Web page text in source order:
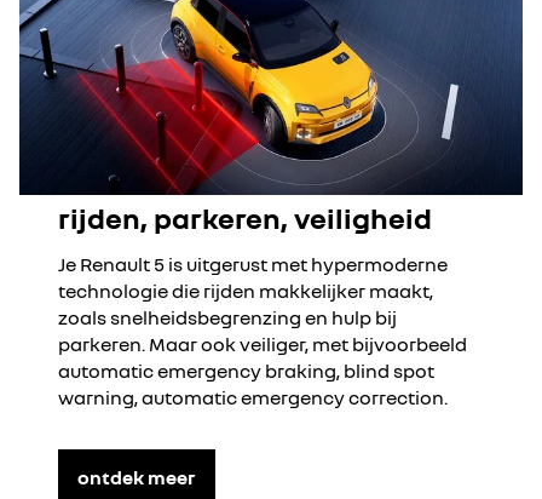
rijden, parkeren, veiligheid
Je Renault 5 is uitgerust met hypermoderne
technologie die rijden makkelijker maakt,
zoals snelheidsbegrenzing en hulp bij
parkeren. Maar ook veiliger, met bijvoorbeeld
automatic emergency braking, blind spot
warning, automatic emergency correction.
ontdek meer